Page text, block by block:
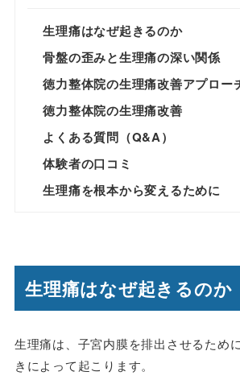
生理痛はなぜ起きるのか
骨盤の歪みと生理痛の深い関係
徳力整体院の生理痛改善アプロー
徳力整体院の生理痛改善
よくある質問（Q&A）
体験者の口コミ
生理痛を根本から変えるために
生理痛はなぜ起きるのか
生理痛は、子宮内膜を排出させるため
きによって起こります。